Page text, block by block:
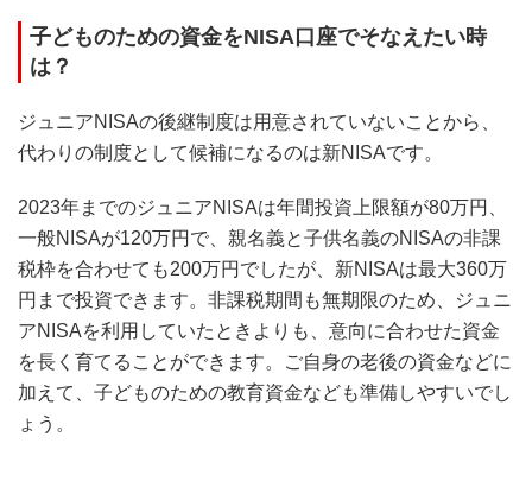
子どものための資金をNISA口座でそなえたい時
は？
ジュニアNISAの後継制度は用意されていないことから、
代わりの制度として候補になるのは新NISAです。
2023年までのジュニアNISAは年間投資上限額が80万円、
一般NISAが120万円で、親名義と子供名義のNISAの非課
税枠を合わせても200万円でしたが、新NISAは最大360万
円まで投資できます。非課税期間も無期限のため、ジュニ
アNISAを利用していたときよりも、意向に合わせた資金
を長く育てることができます。ご自身の老後の資金などに
加えて、子どものための教育資金なども準備しやすいでし
ょう。